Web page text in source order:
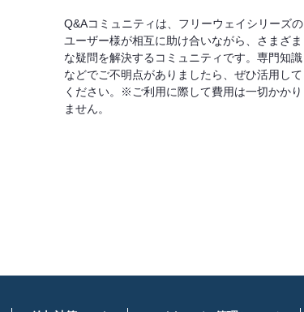
Q&Aコミュニティは、フリーウェイシリーズの
ユーザー様が相互に助け合いながら、さまざま
な疑問を解決するコミュニティです。専門知識
などでご不明点がありましたら、ぜひ活用して
ください。※ご利用に際して費用は一切かかり
ません。